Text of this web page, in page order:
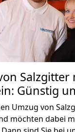
Salzgitter
Günstig
Umzug von
möchten dabei